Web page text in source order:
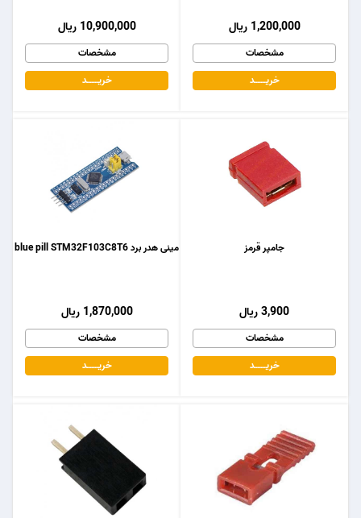
10,900,000 ریال
مشخصات
خریـــــــد
1,200,000 ریال
مشخصات
خریـــــــد
مینی هدر برد blue pill STM32F103C8T6
1,870,000 ریال
مشخصات
خریـــــــد
جامپر قرمز
3,900 ریال
مشخصات
خریـــــــد